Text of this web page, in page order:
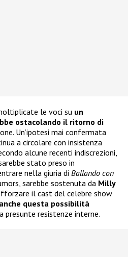
le voci su un
ostacolando il ritorno di
Un’ipotesi mai confermata
a circolare con insistenza
alcune recenti indiscrezioni,
stato preso in
nella giuria di Ballando con
sarebbe sostenuta da Milly
il cast del celebre show
anche questa possibilità
presunte resistenze interne.